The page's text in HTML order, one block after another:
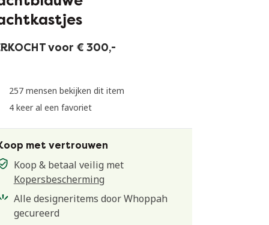
voor € 300,-
257 mensen bekijken dit item
4 keer al een favoriet
met vertrouwen
Koop & betaal veilig met
Kopersbescherming
Alle designeritems door Whoppah
gecureerd